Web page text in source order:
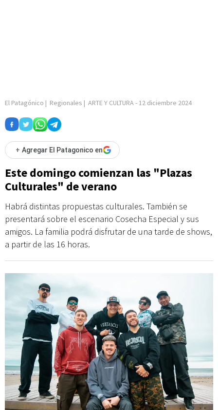
El Patagónico | Regionales | ARTE Y CULTURA- 12 diciembre 2024
+ Agregar El Patagonico en
Este domingo comienzan las "Plazas
Culturales" de verano
Habrá distintas propuestas culturales. También se
presentará sobre el escenario Cosecha Especial y sus
amigos. La familia podrá disfrutar de una tarde de shows,
a partir de las 16 horas.